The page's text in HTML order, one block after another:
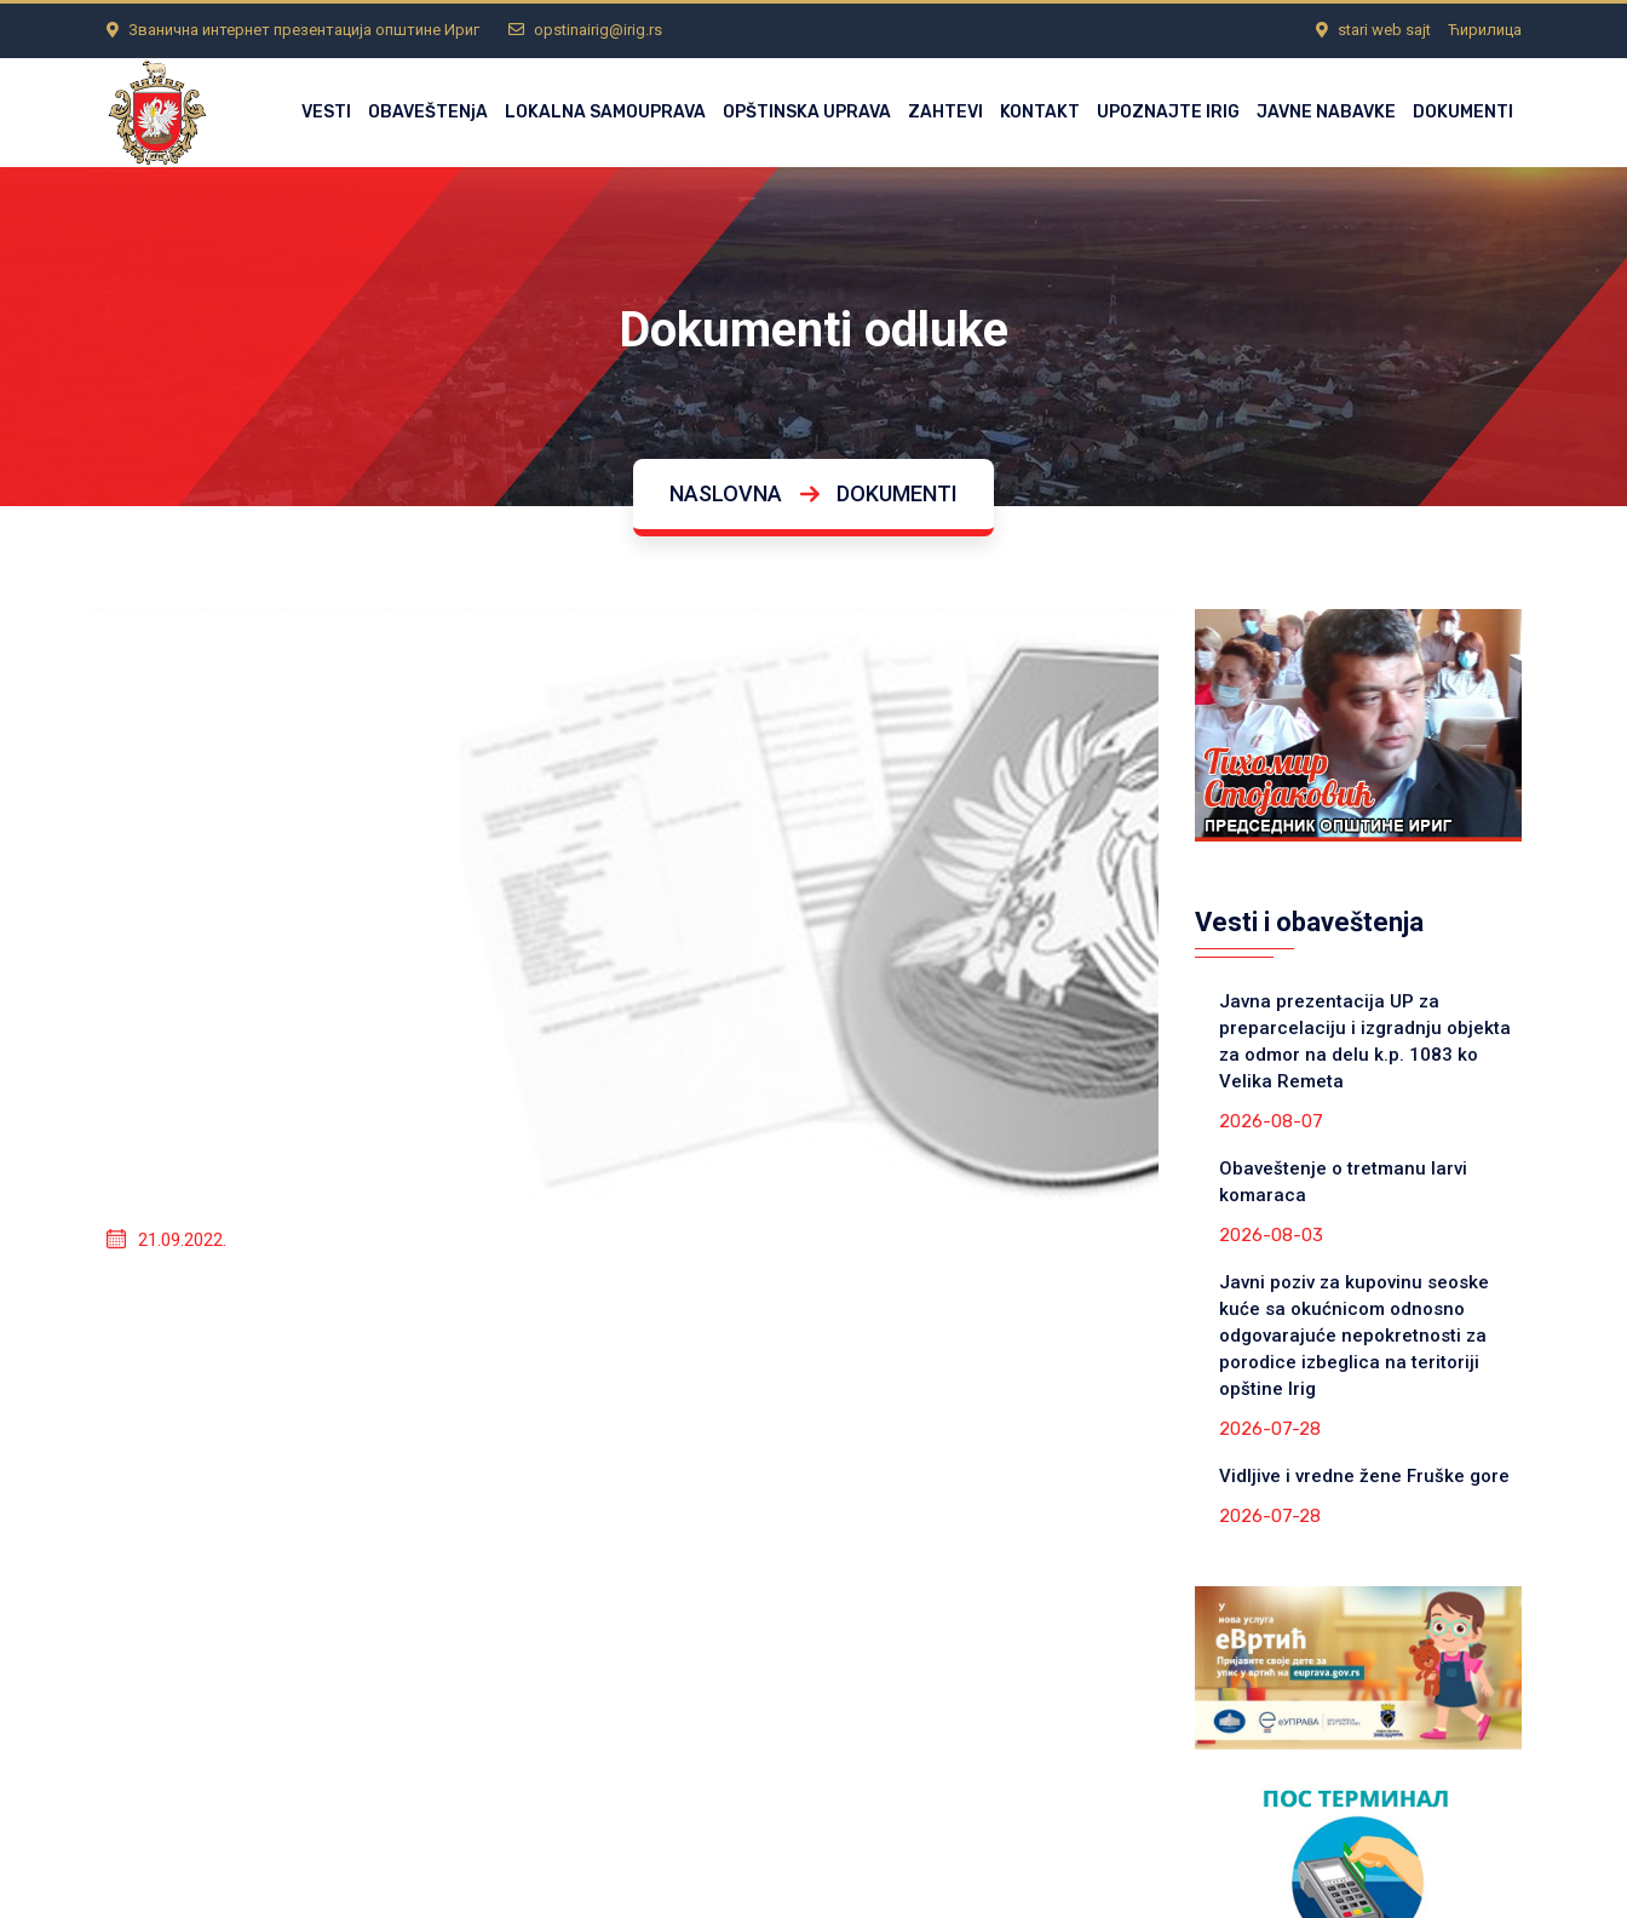
Званична интернет презентација општине Ириг opstinairig@irig.rs stari web sajt Ћирилица
VESTI OBAVEŠTENjA LOKALNA SAMOUPRAVA OPŠTINSKA UPRAVA ZAHTEVI KONTAKT UPOZNAJTE IRIG JAVNE NABAVKE DOKUMENTI
Dokumenti odluke
NASLOVNA DOKUMENTI
21.09.2022.
Vesti i obaveštenja
Javna prezentacija UP za
preparcelaciju i izgradnju objekta
za odmor na delu k.p. 1083 ko
Velika Remeta
2026-08-07
Obaveštenje o tretmanu larvi
komaraca
2026-08-03
Javni poziv za kupovinu seoske
kuće sa okućnicom odnosno
odgovarajuće nepokretnosti za
porodice izbeglica na teritoriji
opštine Irig
2026-07-28
Vidljive i vredne žene Fruške gore
2026-07-28